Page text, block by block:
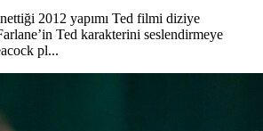
2012 yapımı Ted filmi diziye
Ted karakterini seslendirmeye
pl...